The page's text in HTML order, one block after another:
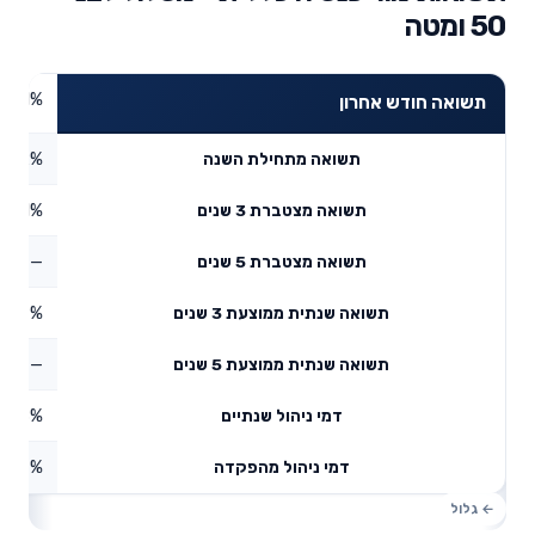
50 ומטה
תשואה חודש אחרון
תשואה מתחילת השנה
תשואה מצטברת 3 שנים
תשואה מצטברת 5 שנים —
תשואה שנתית ממוצעת 3 שנים
תשואה שנתית ממוצעת 5 שנים —
דמי ניהול שנתיים 0.18%
דמי ניהול מהפקדה